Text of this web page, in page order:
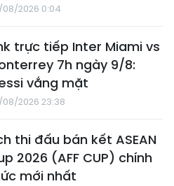
2026 0:04
trực tiếp Inter Miami vs
7h ngày 9/8:
vắng mặt
2026 23:38
thi đấu bán kết ASEAN
2026 (AFF CUP) chính
mới nhất